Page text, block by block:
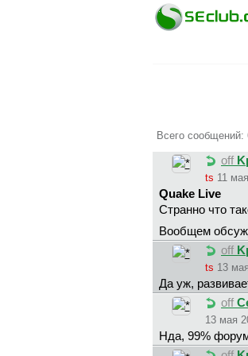
Всего сообщений:
off
ts 11
Quake Live
Странно что
Вообщем
off
ts 13
Да уж,
off
13 мая
Нда, 99%